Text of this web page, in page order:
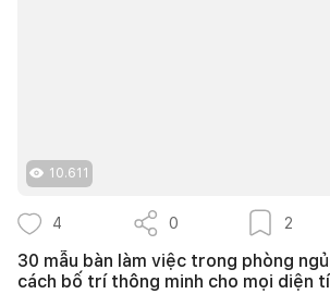
10.611
4 0 2
30 mẫu bàn làm việc trong phòng
cách bố trí thông minh cho mọi diện